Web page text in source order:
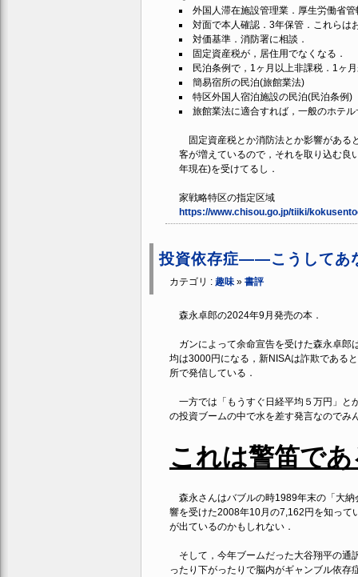
外国人滞在施設管理業．厚生労働省
対面で本人確認．3年保管．これらは
対価基準．消防署に相談．
固定資産税が，居住用でなくなる．
民泊条例で，1ヶ月以上非課税．1ヶ
簡易宿所の民泊(旅館業法)
特区外国人宿泊施設の民泊(民泊条例)
旅館業法に適合すれば，一般のホテ
固定資産税とか消防法とか影響がある
客が増えているので，それを取り込む良
年現在)を受けてるし．
家戦略特区の指定区域
https://www.chisou.go.jp/tiiki/
投資依存症――こうしてあ
カテゴリ : 趣味» 書評
森永卓郎の2024年9月発売の本．
ガンによって余命宣告を受けた森永卓郎
均は3000円になる，新NISAは詐欺である
所で発信している．
一方では「もうすぐ日経平均５万円」と
の投資ブームの中で水を差す発言なのでみ
これは警笛で
森永さんはバブルの時1989年末の「大納
響を受けた2008年10月の7,162円を知って
が出ているのかもしれない．
そして，今年ブームだった大谷翔平の通
ったり下がったりで脳内がギャンブル依